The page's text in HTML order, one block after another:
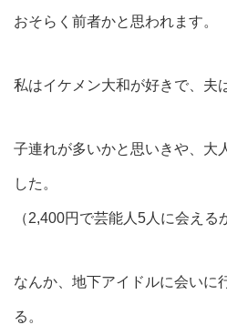
おそらく前者かと思われます。
私はイケメン大和が好きで、夫
子連れが多いかと思いきや、大
した。
（2,400円で芸能人5人に会える
なんか、地下アイドルに会いに
る。